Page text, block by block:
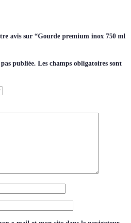
avis sur “Gourde premium inox 750 ml
publiée. Les champs obligatoires sont